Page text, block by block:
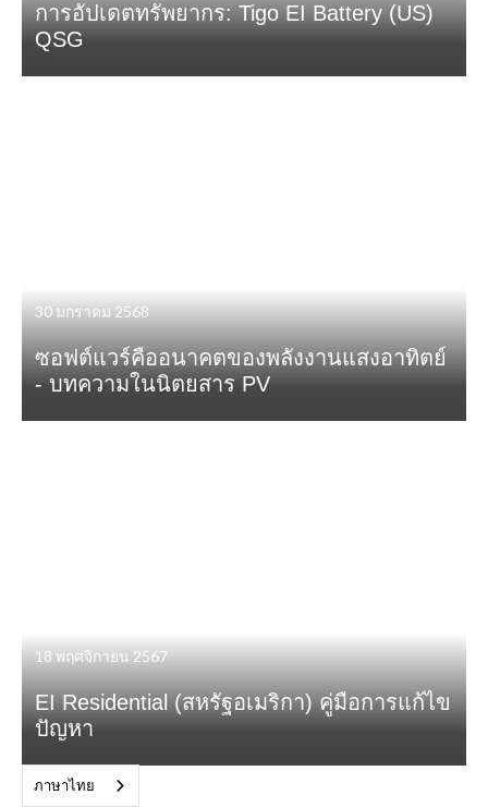
การอัปเดตทรัพยากร: Tigo EI Battery (US)
QSG
30 มกราคม 2568
ซอฟต์แวร์คืออนาคตของพลังงานแสงอาทิตย์
- บทความในนิตยสาร PV
18 พฤศจิกายน 2567
EI Residential (สหรัฐอเมริกา) คู่มือการแก้ไข
ปัญหา
ภาษาไทย